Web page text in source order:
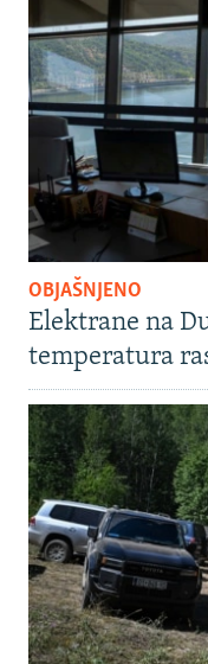
OBJAŠNJENO
Elektrane na
temperatura